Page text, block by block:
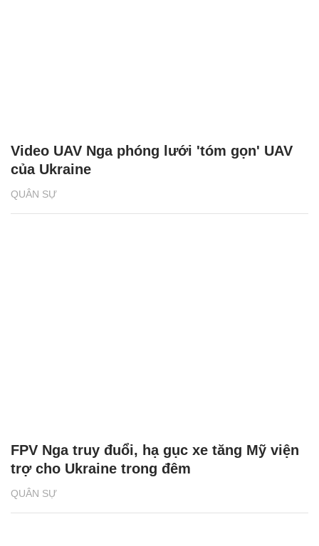
QUÂN SỰ
Video UAV Nga phóng lưới 'tóm gọn' UAV
của Ukraine
QUÂN SỰ
FPV Nga truy đuổi, hạ gục xe tăng Mỹ viện
trợ cho Ukraine trong đêm